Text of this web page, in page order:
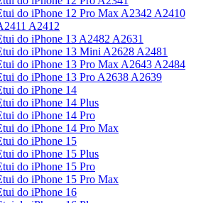
do iPhone 12 Pro Max A2342 A2410
A2412
do iPhone 13 A2482 A2631
do iPhone 13 Mini A2628 A2481
do iPhone 13 Pro Max A2643 A2484
do iPhone 13 Pro A2638 A2639
do iPhone 14
do iPhone 14 Plus
do iPhone 14 Pro
do iPhone 14 Pro Max
do iPhone 15
do iPhone 15 Plus
do iPhone 15 Pro
do iPhone 15 Pro Max
do iPhone 16